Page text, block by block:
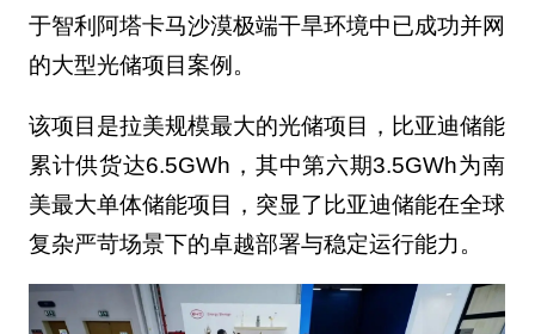
于智利阿塔卡马沙漠极端干旱环境中已成功并网
的大型光储项目案例。
该项目是拉美规模最大的光储项目，比亚迪储能
累计供货达6.5GWh，其中第六期3.5GWh为南
美最大单体储能项目，突显了比亚迪储能在全球
复杂严苛场景下的卓越部署与稳定运行能力。